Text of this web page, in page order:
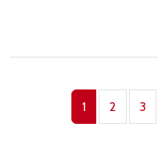
Pagination
1 2 3